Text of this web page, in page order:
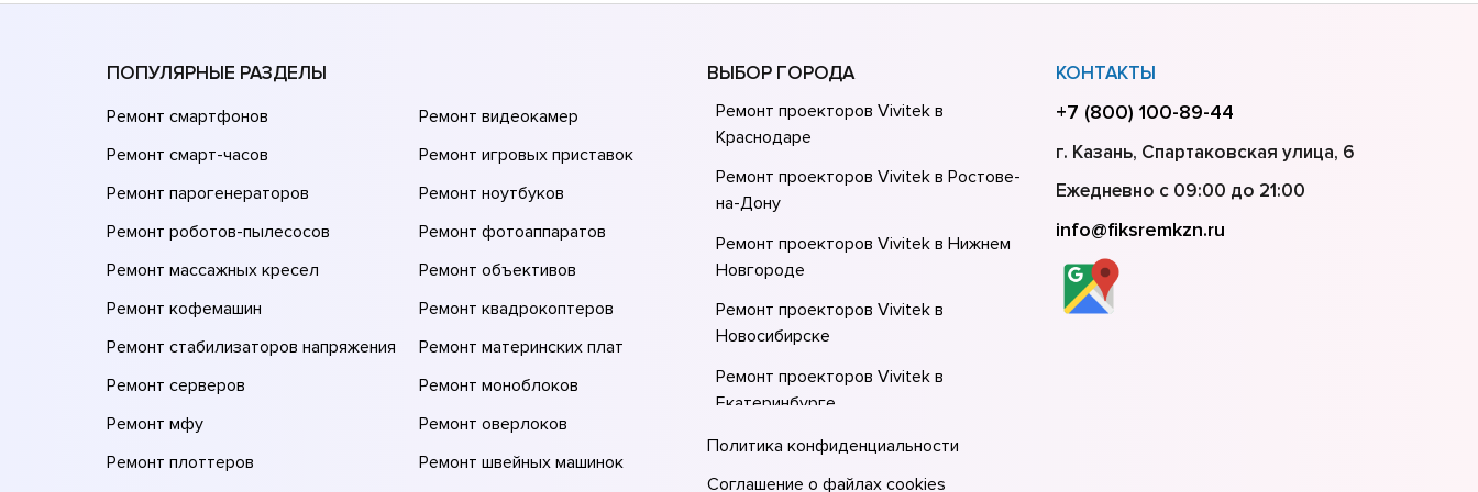
ПОПУЛЯРНЫЕ РАЗДЕЛЫ
Ремонт смартфонов
Ремонт смарт-часов
Ремонт парогенераторов
Ремонт роботов-пылесосов
Ремонт массажных кресел
Ремонт кофемашин
Ремонт стабилизаторов напряжения
Ремонт серверов
Ремонт мфу
Ремонт плоттеров
Ремонт видеокамер
Ремонт игровых приставок
Ремонт ноутбуков
Ремонт фотоаппаратов
Ремонт объективов
Ремонт квадрокоптеров
Ремонт материнских плат
Ремонт моноблоков
Ремонт оверлоков
Ремонт швейных машинок
ВЫБОР ГОРОДА
Ремонт проекторов Vivitek в
Краснодаре
Ремонт проекторов Vivitek в Ростове-
на-Донy
Ремонт проекторов Vivitek в Нижнем
Новгороде
Ремонт проекторов Vivitek в
Новосибирске
Ремонт проекторов Vivitek в
Екатеринбурге
Ремонт проекторов Vivitek в Москве
Ремонт проекторов Vivitek в Санкт-
Политика конфиденциальности
Соглашение о файлах cookies
КОНТАКТЫ
+7 (800) 100-89-44
г. Казань, Спартаковская улица, 6
Ежедневно с 09:00 до 21:00
info@fiksremkzn.ru